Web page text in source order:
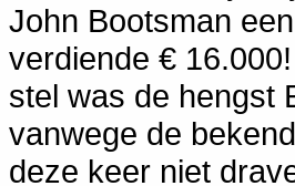
John Bootsman
verdiende €
stel was de hengst
vanwege de
deze keer niet